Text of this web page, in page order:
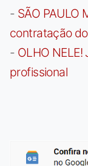
- SÃO PAULO
contratação
- OLHO
profissional